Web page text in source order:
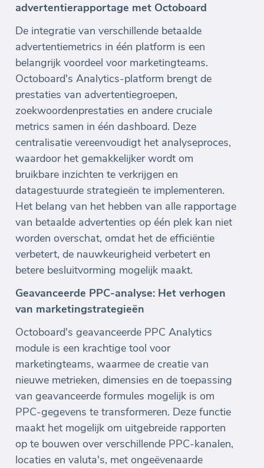
advertentierapportage met Octoboard
De integratie van verschillende betaalde
advertentiemetrics in één platform is een
belangrijk voordeel voor marketingteams.
Octoboard's Analytics-platform brengt de
prestaties van advertentiegroepen,
zoekwoordenprestaties en andere cruciale
metrics samen in één dashboard. Deze
centralisatie vereenvoudigt het analyseproces,
waardoor het gemakkelijker wordt om
bruikbare inzichten te verkrijgen en
datagestuurde strategieën te implementeren.
Het belang van het hebben van alle rapportage
van betaalde advertenties op één plek kan niet
worden overschat, omdat het de efficiëntie
verbetert, de nauwkeurigheid verbetert en
betere besluitvorming mogelijk maakt.
Geavanceerde PPC-analyse: Het verhogen
van marketingstrategieën
Octoboard's geavanceerde PPC Analytics
module is een krachtige tool voor
marketingteams, waarmee de creatie van
nieuwe metrieken, dimensies en de toepassing
van geavanceerde formules mogelijk is om
PPC-gegevens te transformeren. Deze functie
maakt het mogelijk om uitgebreide rapporten
op te bouwen over verschillende PPC-kanalen,
locaties en valuta's, met ongeëvenaarde